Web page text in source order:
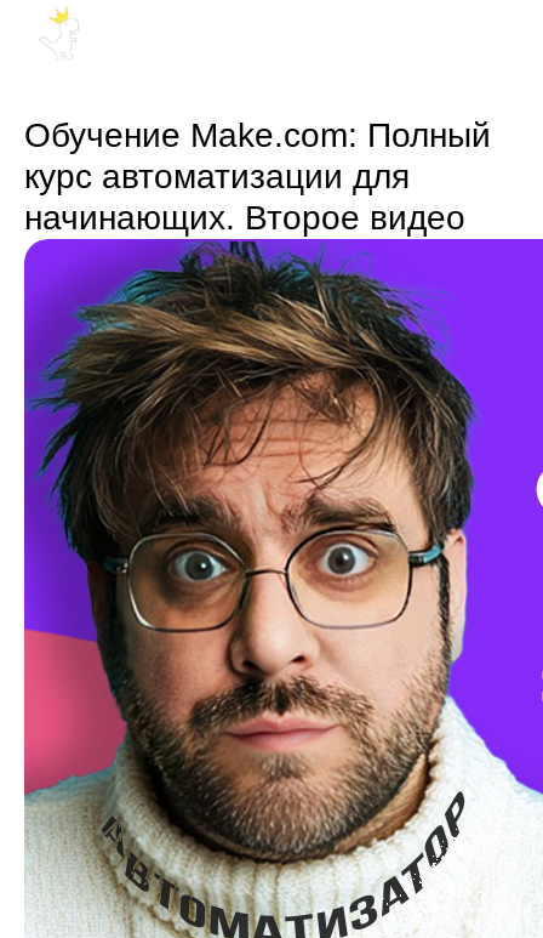
Обучение Make.com: Полный
курс автоматизации для
начинающих. Второе видео